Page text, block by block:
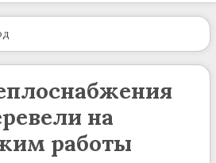
на
работы